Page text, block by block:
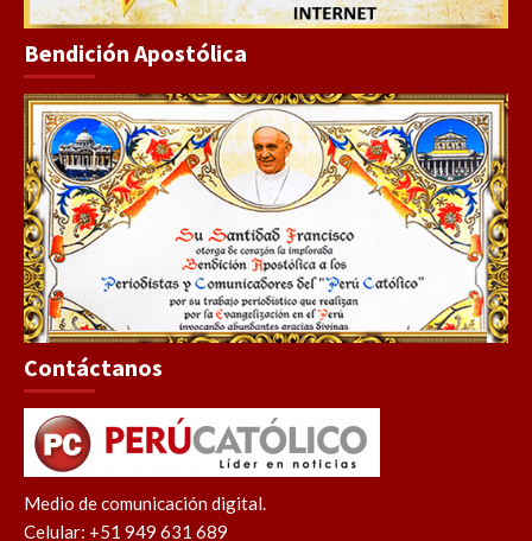
Bendición Apostólica
Contáctanos
Medio de comunicación digital.
Celular: +51 949 631 689